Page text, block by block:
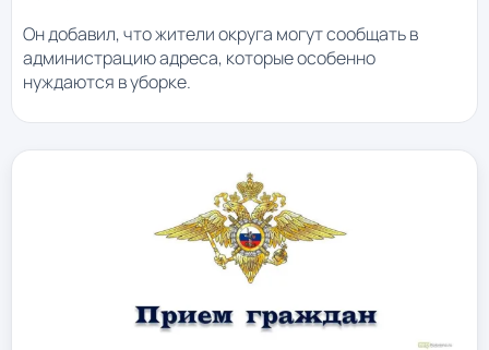
Он добавил, что жители округа могут сообщать в
администрацию адреса, которые особенно
нуждаются в уборке.